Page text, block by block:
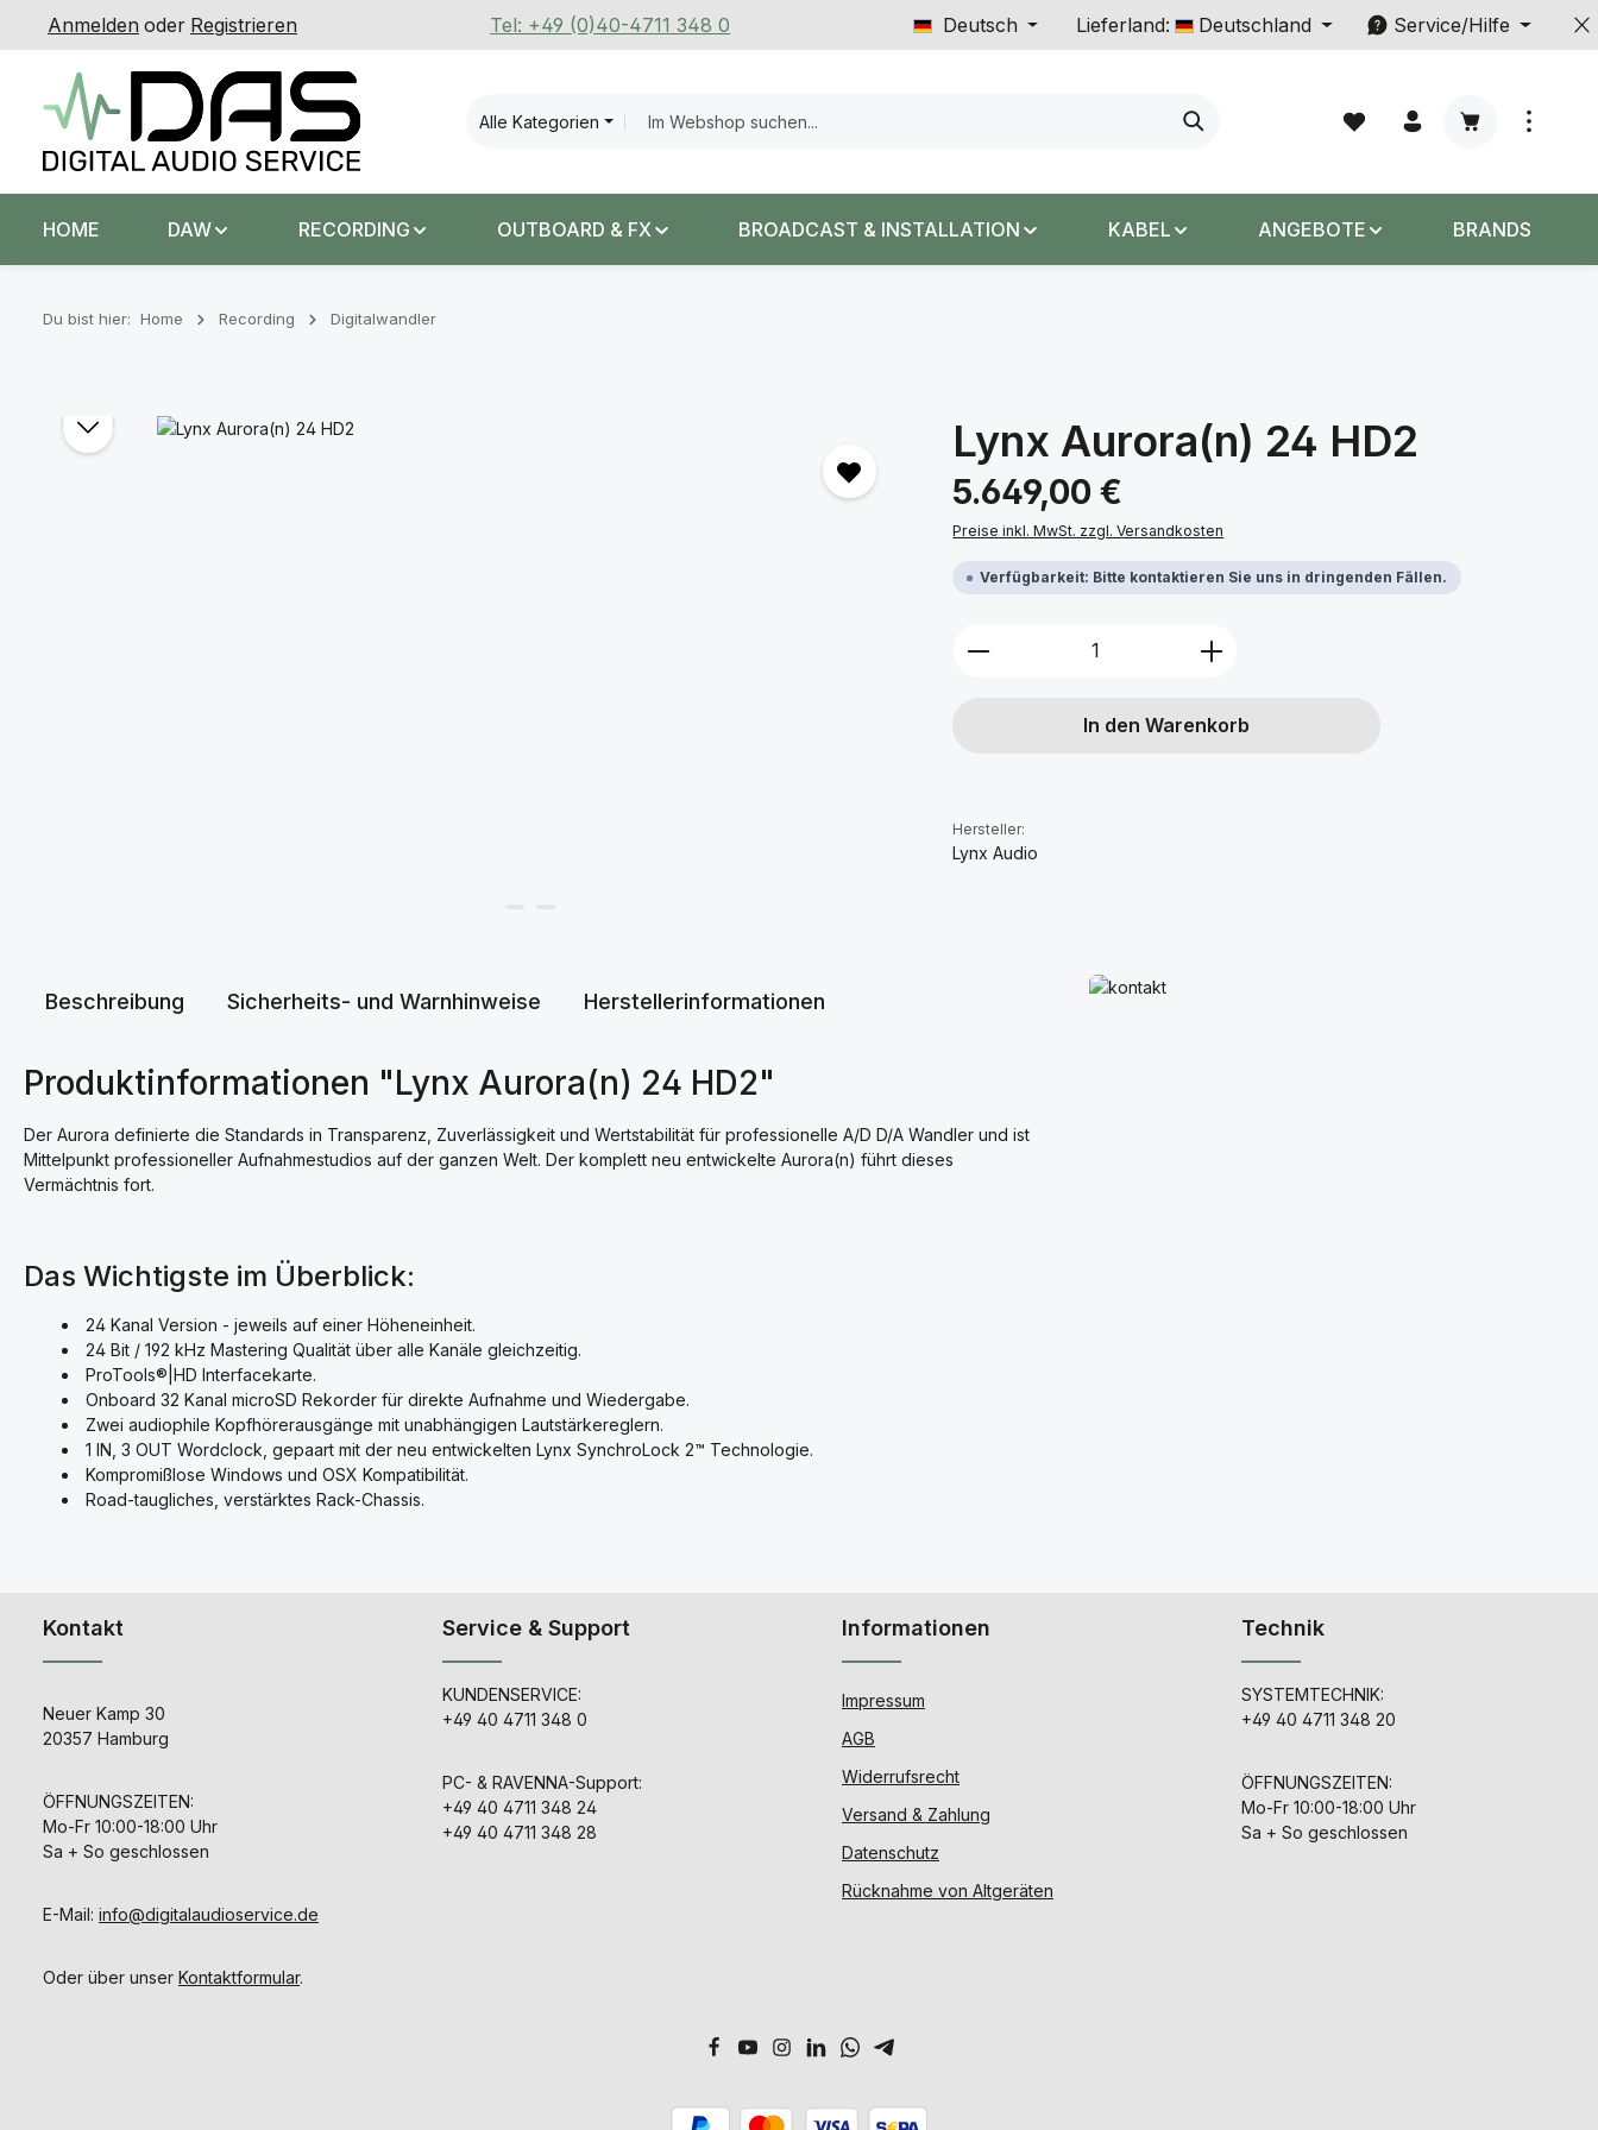
Hauptinhalt springen
Zur Suche springen
Zur Hauptnavigation springen
Anmelden oder Registrieren Tel: +49 (0)40-4711 348 0 Deutsch Lieferland: Deutschland Service/Hilfe
Alle Kategorien
Warenkorb
HOME DAW RECORDING OUTBOARD & FX BROADCAST & INSTALLATION KABEL ANGEBOTE BRANDS
Du bist hier: Home Recording Digitalwandler
Bildergalerie überspringen Lynx Aurora(n) 24 HD2
Regulärer Preis:
5.649,00 €
Preise inkl. MwSt. zzgl. Versandkosten
Verfügbarkeit: Bitte kontaktieren Sie uns in dringenden Fällen.
Produkt Anzahl: Gib den gewünschten Wert
In den Warenkorb
Hersteller:
Lynx Audio
Beschreibung Sicherheits- und Warnhinweise Herstellerinformationen
Produktinformationen "Lynx Aurora(n) 24 HD2"
Der Aurora definierte die Standards in Transparenz, Zuverlässigkeit und Wertstabilität für professionelle A/D D/A Wandler und ist
Mittelpunkt professioneller Aufnahmestudios auf der ganzen Welt. Der komplett neu entwickelte Aurora(n) führt dieses
Vermächtnis fort.
Das Wichtigste im Überblick:
24 Kanal Version - jeweils auf einer Höheneinheit.
24 Bit / 192 kHz Mastering Qualität über alle Kanäle gleichzeitig.
ProTools®|HD Interfacekarte.
Onboard 32 Kanal microSD Rekorder für direkte Aufnahme und Wiedergabe.
Zwei audiophile Kopfhörerausgänge mit unabhängigen Lautstärkereglern.
1 IN, 3 OUT Wordclock, gepaart mit der neu entwickelten Lynx SynchroLock 2™ Technologie.
Kompromißlose Windows und OSX Kompatibilität.
Road-taugliches, verstärktes Rack-Chassis.
Mehr erfahren
Kontakt
Neuer Kamp 30
20357 Hamburg
ÖFFNUNGSZEITEN:
Mo-Fr 10:00-18:00 Uhr
Sa + So geschlossen
E-Mail: info@digitalaudioservice.de
Oder über unser Kontaktformular.
Service & Support
KUNDENSERVICE:
+49 40 4711 348 0
PC- & RAVENNA-Support:
+49 40 4711 348 24
+49 40 4711 348 28
Informationen
Impressum
AGB
Widerrufsrecht
Versand & Zahlung
Datenschutz
Rücknahme von Altgeräten
Technik
SYSTEMTECHNIK:
+49 40 4711 348 20
ÖFFNUNGSZEITEN:
Mo-Fr 10:00-18:00 Uhr
Sa + So geschlossen